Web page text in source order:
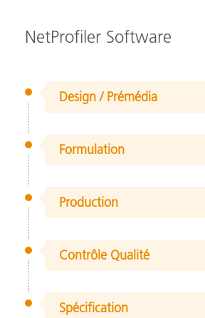
NetProfiler Software
Design / Prémédia
Formulation
Production
Contrôle Qualité
Spécification